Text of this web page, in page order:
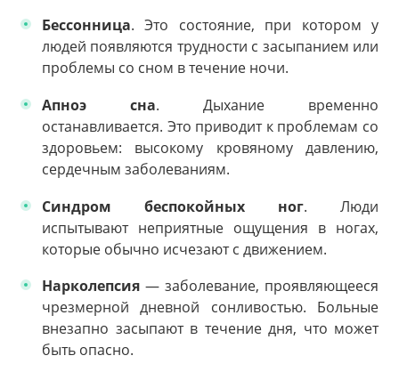
Бессонница. Это состояние, при котором у
людей появляются трудности с засыпанием или
проблемы со сном в течение ночи.
Апноэ сна. Дыхание временно
останавливается. Это приводит к проблемам со
здоровьем: высокому кровяному давлению,
сердечным заболеваниям.
Синдром беспокойных ног. Люди
испытывают неприятные ощущения в ногах,
которые обычно исчезают с движением.
Нарколепсия — заболевание, проявляющееся
чрезмерной дневной сонливостью. Больные
внезапно засыпают в течение дня, что может
быть опасно.